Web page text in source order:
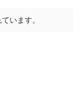
います。